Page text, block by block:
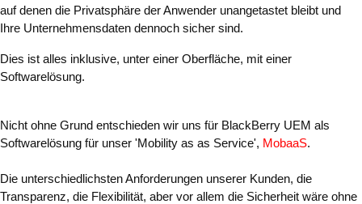
auf denen die Privatsphäre der Anwender unangetastet bleibt und
Ihre Unternehmensdaten dennoch sicher sind.
Dies ist alles inklusive, unter einer Oberfläche, mit einer
Softwarelösung.
Nicht ohne Grund entschieden wir uns für BlackBerry UEM als
Softwarelösung für unser 'Mobility as as Service', MobaaS.
Die unterschiedlichsten Anforderungen unserer Kunden, die
Transparenz, die Flexibilität, aber vor allem die Sicherheit wäre ohne